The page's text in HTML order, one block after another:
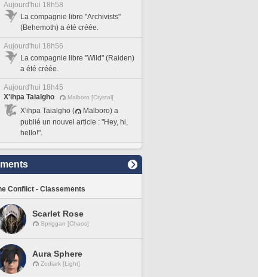
Aujourd'hui 18h58
La compagnie libre "Archivists"
(Behemoth) a été créée.
Aujourd'hui 18h56
La compagnie libre "Wild" (Raiden)
a été créée.
Aujourd'hui 18h45
X'ihpa Taialgho
Malboro [Crystal]
X'ihpa Taialgho (
Malboro) a
publié un nouvel article : "Hey, hi,
hello!".
Conflict - Classements
Scarlet Rose
Spriggan [Chaos]
Aura Sphere
Zodiark [Light]